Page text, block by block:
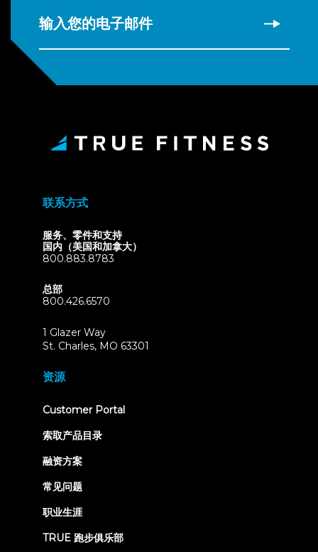
输入您的电子邮件
联系方式
服务、零件和支持
国内（美国和加拿大）
800.883.8783
总部
800.426.6570
1 Glazer Way
St. Charles, MO 63301
资源
Customer Portal(opens
索取产品目录
融资方案
常见问题
职业生涯
TRUE 跑步俱乐部